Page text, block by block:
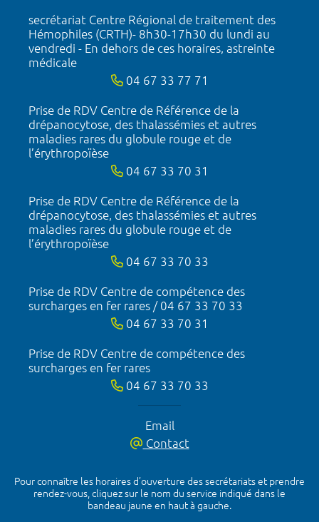
secrétariat Centre Régional de traitement des
Hémophiles (CRTH)- 8h30-17h30 du lundi au
vendredi - En dehors de ces horaires, astreinte
médicale
04 67 33 77 71
Prise de RDV Centre de Référence de la
drépanocytose, des thalassémies et autres
maladies rares du globule rouge et de
l’érythropoïèse
04 67 33 70 31
Prise de RDV Centre de Référence de la
drépanocytose, des thalassémies et autres
maladies rares du globule rouge et de
l’érythropoïèse
04 67 33 70 33
Prise de RDV Centre de compétence des
surcharges en fer rares / 04 67 33 70 33
04 67 33 70 31
Prise de RDV Centre de compétence des
surcharges en fer rares
04 67 33 70 33
Email
Contact
Pour connaître les horaires d’ouverture des secrétariats et prendre
rendez-vous, cliquez sur le nom du service indiqué dans le
bandeau jaune en haut à gauche.